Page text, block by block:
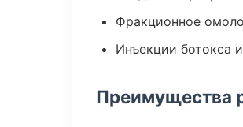
Фракционное
Инъекции ботокса
Преимущества